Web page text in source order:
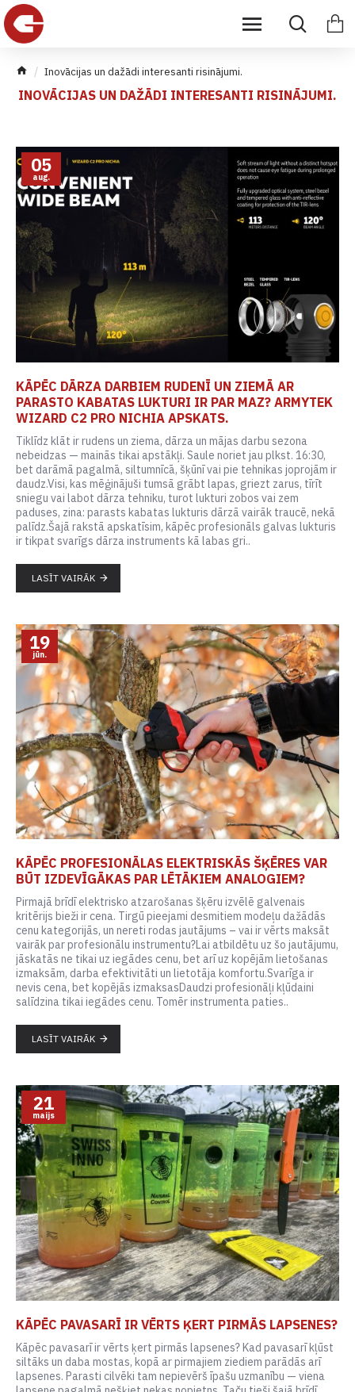
Inovācijas un dažādi interesanti risinājumi.
INOVĀCIJAS UN DAŽĀDI INTERESANTI RISINĀJUMI.
05
aug.
KĀPĒC DĀRZA DARBIEM RUDENĪ UN ZIEMĀ AR
PARASTO KABATAS LUKTURI IR PAR MAZ? ARMYTEK
WIZARD C2 PRO NICHIA APSKATS.
Tiklīdz klāt ir rudens un ziema, dārza un mājas darbu sezona
nebeidzas — mainās tikai apstākļi. Saule noriet jau plkst. 16:30,
bet darāmā pagalmā, siltumnīcā, šķūnī vai pie tehnikas joprojām ir
daudz.Visi, kas mēģinājuši tumsā grābt lapas, griezt zarus, tīrīt
sniegu vai labot dārza tehniku, turot lukturi zobos vai zem
paduses, zina: parasts kabatas lukturis dārzā vairāk traucē, nekā
palīdz.Šajā rakstā apskatīsim, kāpēc profesionāls galvas lukturis
ir tikpat svarīgs dārza instruments kā labas gri..
LASĪT VAIRĀK
19
jūn.
KĀPĒC PROFESIONĀLAS ELEKTRISKĀS ŠĶĒRES VAR
BŪT IZDEVĪGĀKAS PAR LĒTĀKIEM ANALOGIEM?
Pirmajā brīdī elektrisko atzarošanas šķēru izvēlē galvenais
kritērijs bieži ir cena. Tirgū pieejami desmitiem modeļu dažādās
cenu kategorijās, un nereti rodas jautājums – vai ir vērts maksāt
vairāk par profesionālu instrumentu?Lai atbildētu uz šo jautājumu,
jāskatās ne tikai uz iegādes cenu, bet arī uz kopējām lietošanas
izmaksām, darba efektivitāti un lietotāja komfortu.Svarīga ir
nevis cena, bet kopējās izmaksasDaudzi profesionāļi kļūdaini
salīdzina tikai iegādes cenu. Tomēr instrumenta paties..
LASĪT VAIRĀK
21
maijs
KĀPĒC PAVASARĪ IR VĒRTS ĶERT PIRMĀS LAPSENES?
Kāpēc pavasarī ir vērts ķert pirmās lapsenes? Kad pavasarī kļūst
siltāks un daba mostas, kopā ar pirmajiem ziediem parādās arī
lapsenes. Parasti cilvēki tam nepievērš īpašu uzmanību — viena